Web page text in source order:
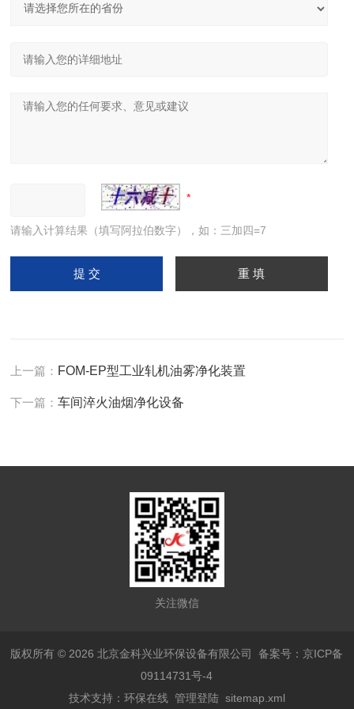
请输入计算结果（填写阿拉伯数字），如：三加四=7
上一篇： FOM-EP型工业轧机油雾净化装置
下一篇：车间淬火油烟净化设备
关注微信
版权所有 © 2026 北京金科兴业环保设备有限公司备案号：京ICP备
09114731号-4
技术支持： 环保在线 管理登陆 sitemap.xml